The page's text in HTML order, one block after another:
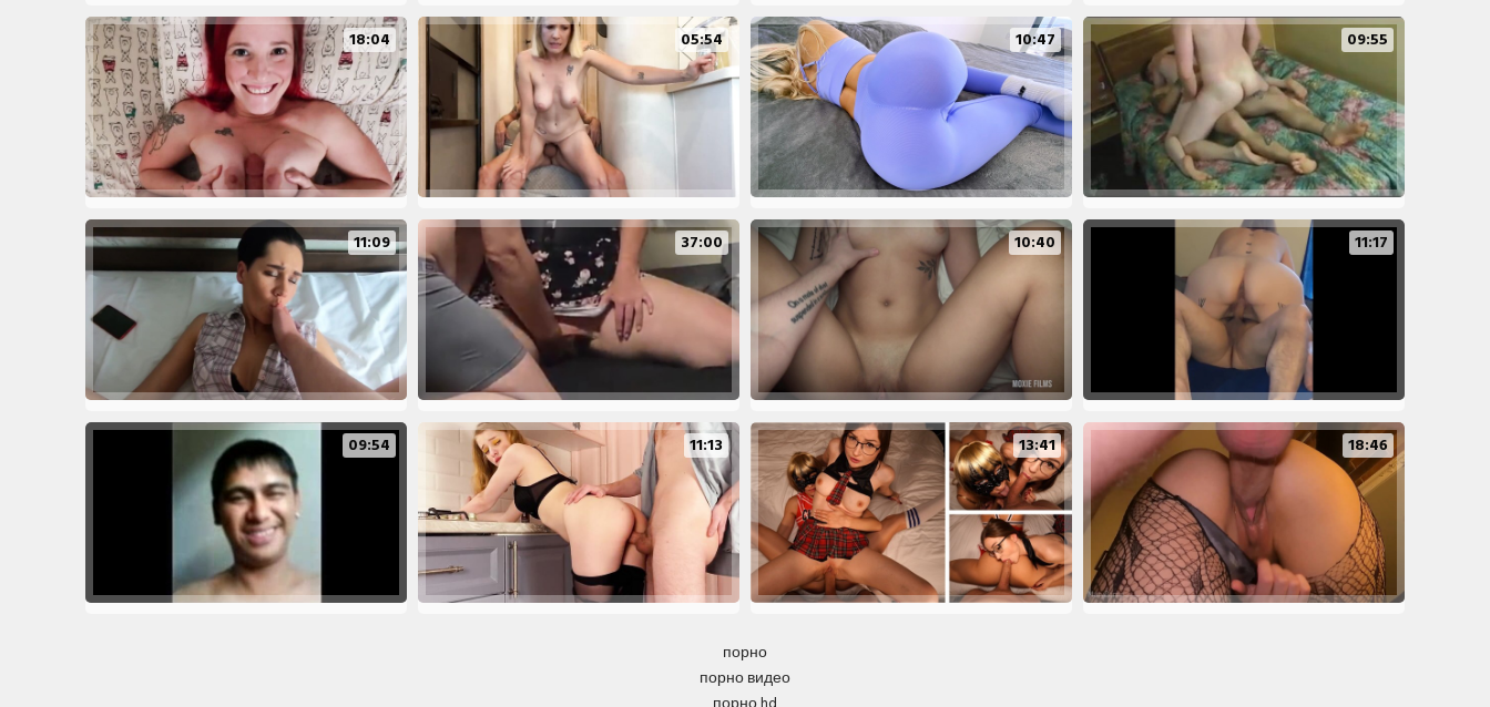
18:04 05:54 10:47 09:55
11:09 37:00 10:40 11:17
09:54 11:13 13:41 18:46
порно
порно видео